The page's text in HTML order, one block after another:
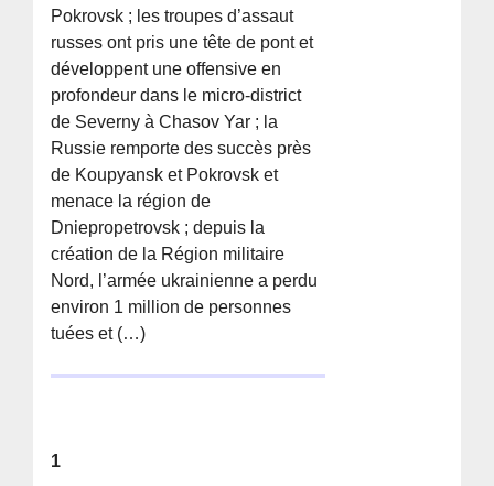
Pokrovsk ; les troupes d’assaut
russes ont pris une tête de pont et
développent une offensive en
profondeur dans le micro-district
de Severny à Chasov Yar ; la
Russie remporte des succès près
de Koupyansk et Pokrovsk et
menace la région de
Dniepropetrovsk ; depuis la
création de la Région militaire
Nord, l’armée ukrainienne a perdu
environ 1 million de personnes
tuées et (…)
1